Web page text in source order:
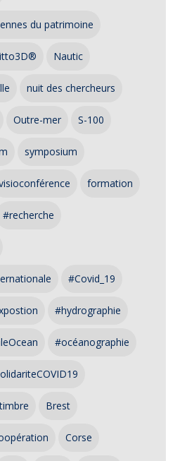
du patrimoine
Nautic
nuit des chercheurs
Outre-mer S-100
symposium
formation
#recherche
#Covid_19
#hydrographie
#océanographie
Brest
Corse